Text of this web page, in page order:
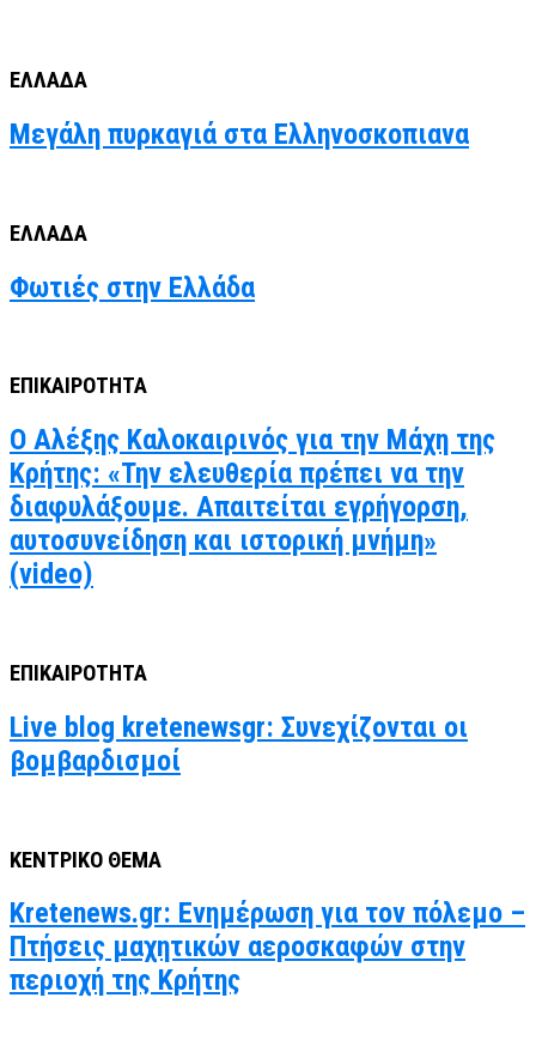
ΕΛΛΑΔΑ
Μεγάλη πυρκαγιά στα Ελληνοσκοπιανα
ΕΛΛΑΔΑ
Φωτιές στην Ελλάδα
ΕΠΙΚΑΙΡΟΤΗΤΑ
Ο Αλέξης Καλοκαιρινός για την Μάχη της
Κρήτης: «Την ελευθερία πρέπει να την
διαφυλάξουμε. Απαιτείται εγρήγορση,
αυτοσυνείδηση και ιστορική μνήμη»
(video)
ΕΠΙΚΑΙΡΟΤΗΤΑ
Live blog kretenewsgr: Συνεχίζονται οι
βομβαρδισμοί
ΚΕΝΤΡΙΚΟ ΘΕΜΑ
Kretenews.gr: Ενημέρωση για τον πόλεμο –
Πτήσεις μαχητικών αεροσκαφών στην
περιοχή της Κρήτης